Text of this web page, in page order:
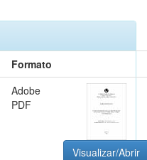
Formato
Adobe
PDF
Visualizar/Abrir